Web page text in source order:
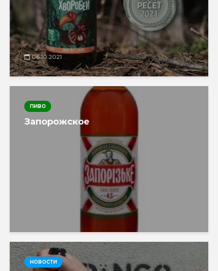
06.10.2021
ПИВО
Запорожское
НОВОСТИ